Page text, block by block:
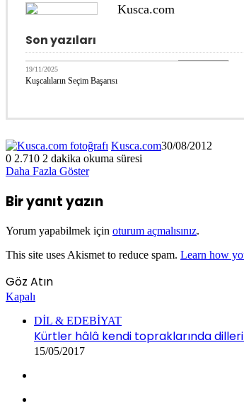
Kusca.com
Son yazıları
19/11/2025
Kuşcalıların Seçim Başarısı
Kusca.com30/08/2012
0 2.710 2 dakika okuma süresi
Daha Fazla Göster
Bir yanıt yazın
Yorum yapabilmek için oturum açmalısınız.
This site uses Akismet to reduce spam. Learn how
Göz Atın
Kapalı
DİL & EDEBİYAT
Kürtler hâlâ kendi topraklarında
15/05/2017